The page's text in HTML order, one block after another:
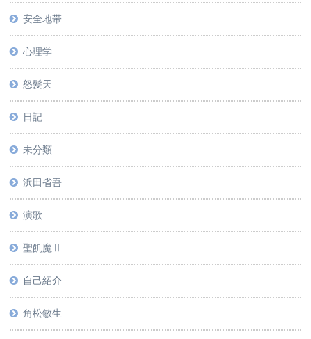
安全地帯
心理学
怒髪天
日記
未分類
浜田省吾
演歌
聖飢魔Ⅱ
自己紹介
角松敏生